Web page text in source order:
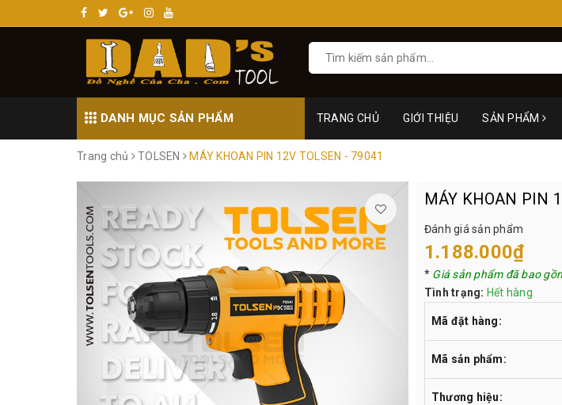
DANH MỤC SẢN PHẨM TRANG CHỦ GIỚI THIỆU SẢN PHẨM
Trang chủ TOLSEN MÁY KHOAN PIN 12V TOLSEN - 79041
MÁY KHOAN PIN
Đánh giá sản phẩm
1.188.000₫
* Giá sản phẩm đã bao
Tình trạng: Hết hàng
Mã đặt hàng:
Mã sản phẩm:
Thương hiệu: